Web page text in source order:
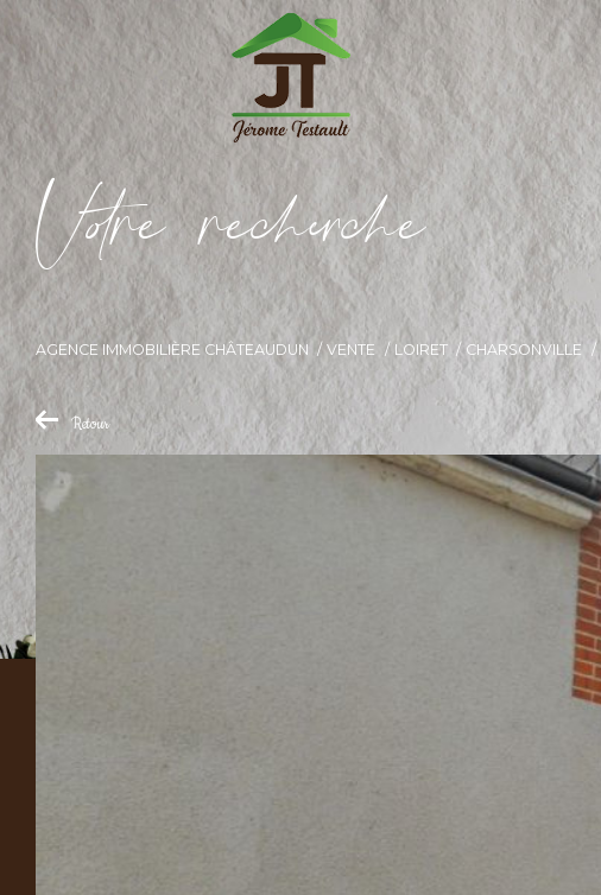
Vore recece
AGENCE IMMOBILIÈRE CHÂTEAUDUN VENTE LOIRET CHARSONVILLE
Retour